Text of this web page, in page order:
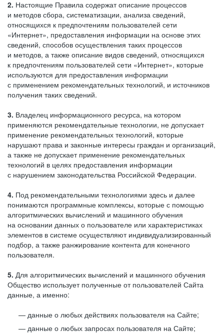
2. Настоящие Правила содержат описание процессов
и методов сбора, систематизации, анализа сведений,
относящихся к предпочтениям пользователей сети
«Интернет», предоставления информации на основе этих
сведений, способов осуществления таких процессов
и методов, а также описание видов сведений, относящихся
к предпочтениям пользователей сети «Интернет», которые
используются для предоставления информации
с применением рекомендательных технологий, и источников
получения таких сведений.
3. Владелец информационного ресурса, на котором
применяются рекомендательные технологии, не допускает
применение рекомендательных технологий, которые
нарушают права и законные интересы граждан и организаций,
а также не допускает применение рекомендательных
технологий в целях предоставления информации
с нарушением законодательства Российской Федерации.
4. Под рекомендательными технологиями здесь и далее
понимаются программные комплексы, которые с помощью
алгоритмических вычислений и машинного обучения
на основании данных о пользователе или характеристиках
элементов в системе осуществляют индивидуализированный
подбор, а также ранжирование контента для конечного
пользователя.
5. Для алгоритмических вычислений и машинного обучения
Общество использует полученные от пользователей Сайта
данные, а именно:
данные о любых действиях пользователя на Сайте;
данные о любых запросах пользователя на Сайте;